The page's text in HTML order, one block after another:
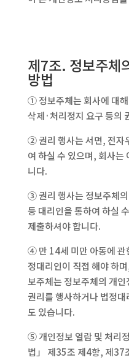
제7조. 정보주체
방법
① 정보주체는 회사에 대
삭제·처리정지 요구 등의
② 권리 행사는 서면, 전자
여 하실 수 있으며, 회사는
니다.
③ 권리 행사는 정보주체
등 대리인을 통하여 하실
제출하셔야 합니다.
④ 만 14세 미만 아동에 관
정대리인이 직접 해야 하
보주체는 정보주체의 개
권리를 행사하거나 법정
도 있습니다.
⑤ 개인정보 열람 및 처리
법」 제35조 제4항, 제37